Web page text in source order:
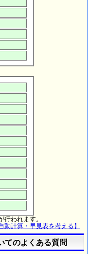
われます。
計算・早見表を考える】
てのよくある質問